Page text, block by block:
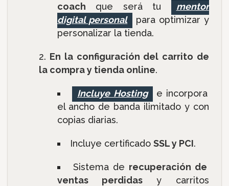
coach que será tu
mentor
digital personal
para optimizar y
personalizar la tienda.
En la configuración del carrito de
la compra y tienda online.
Incluye Hosting
e incorpora
el ancho de banda ilimitado y con
copias diarias.
Incluye certificado SSL y PCI.
Sistema de recuperación de
ventas perdidasy carritos